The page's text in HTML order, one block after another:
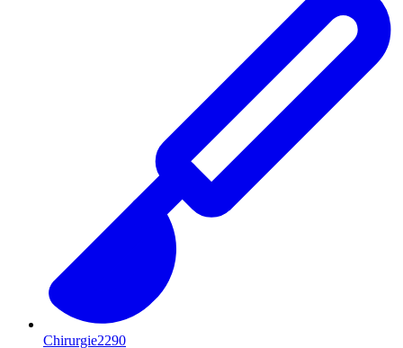
Chirurgie2290